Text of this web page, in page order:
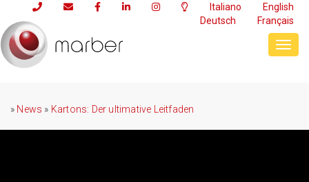
Italiano
English
Deutsch
Français
» News » Kartons: Der ultimative Leitfaden